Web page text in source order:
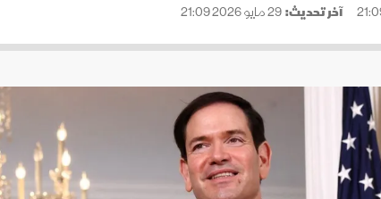
آخر تحديث:29 مايو 2026 21:09